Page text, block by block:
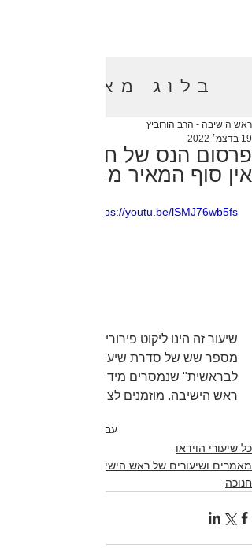
בלוג מאמרים
פרסום הנס של חנוכה - אור
אין סוף המאיר ממך (VOD)
ראש הישיבה - הרב הורוביץ
19 בדצמ׳ 2022
https://youtu.be/lSMJ76wb5fs
שיעור זה הינו ליקוט פירורים מתוך שיעור
מספר שש של סדרת שיעורי "חזרה
לבראשית" שנמסרים מידי יום חמישי ע"י
ראש הישיבה. מוזמנים לצפות, ולהגיע...
עבודת השם
כל שיעורי הוידאו
מאמרים ושיעורים של ראש הישיבה
חנוכה